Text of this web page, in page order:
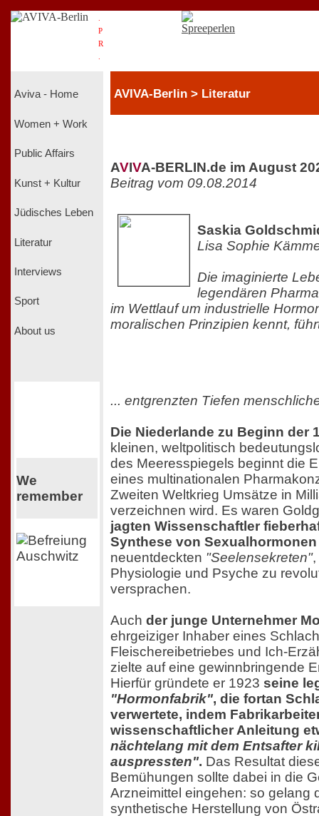
P
R
Aviva - Home
Women + Work
Public Affairs
Kunst + Kultur
Jüdisches Leben
Literatur
Interviews
Sport
About us
We
remember
AVIVA-Berlin > Literatur
AVIVA-BERLIN.de im August
Beitrag vom 09.08.2014
Saskia
Lisa Sophie
Die imaginierte
legendären
im Wettlauf um industrielle
moralischen Prinzipien kennt,
... entgrenzten Tiefen
Die Niederlande zu Beginn der
kleinen, weltpolitisch
des Meeresspiegels beginnt die
eines multinationalen
Zweiten Weltkrieg Umsätze in
verzeichnen wird. Es waren
jagten Wissenschaftler
Synthese von
neuentdeckten "Seelensekreten",
Physiologie und Psyche zu
versprachen.
Auch der junge Unternehmer
ehrgeiziger Inhaber eines
Fleischereibetriebes und Ich-
zielte auf eine gewinnbringende
Hierfür gründete er 1923 seine
"Hormonfabrik", die fortan
verwertete, indem
wissenschaftlicher Anleitung
nächtelang mit dem Entsafter
auspressten". Das Resultat
Bemühungen sollte dabei in die
Arzneimittel eingehen: so gelang
synthetische Herstellung von